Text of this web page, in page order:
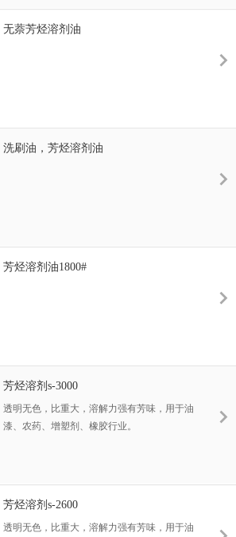
无萘芳烃溶剂油
洗刷油，芳烃溶剂油
芳烃溶剂油1800#
芳烃溶剂s-3000
透明无色，比重大，溶解力强有芳味，用于油
漆、农药、增塑剂、橡胶行业。
芳烃溶剂s-2600
透明无色，比重大，溶解力强有芳味，用于油